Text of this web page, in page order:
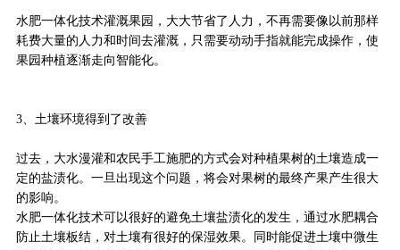
水肥一体化技术灌溉果园，大大节省了人力，不再需要像以前那样
耗费大量的人力和时间去灌溉，只需要动动手指就能完成操作，使
果园种植逐渐走向智能化。
3、土壤环境得到了改善
过去，大水漫灌和农民手工施肥的方式会对种植果树的土壤造成一
定的盐渍化。一旦出现这个问题，将会对果树的最终产果产生很大
的影响。
水肥一体化技术可以很好的避免土壤盐渍化的发生，通过水肥耦合
防止土壤板结，对土壤有很好的保湿效果。同时能促进土壤中微生